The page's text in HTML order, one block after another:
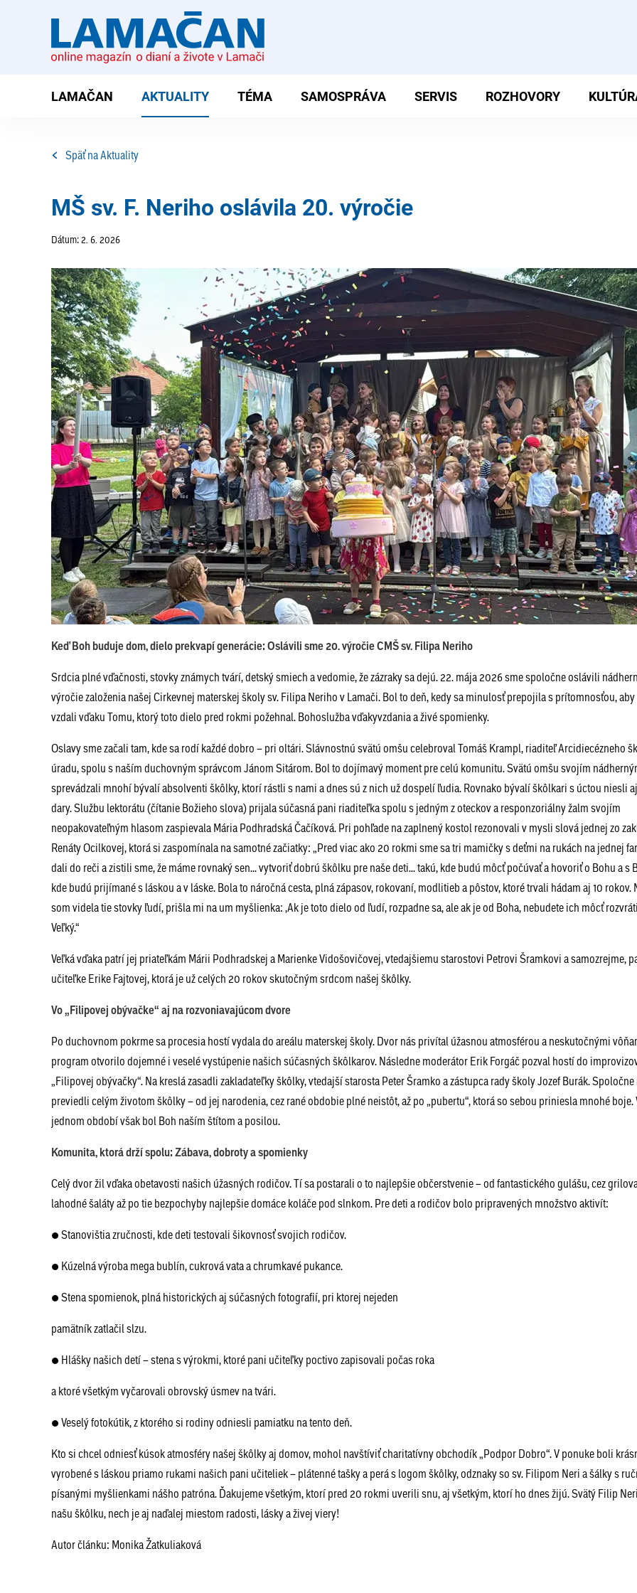
LAMAČAN AKTUALITY TÉMA SAMOSPRÁVA SERVIS ROZHOVORY
Späť na Aktuality
MŠ sv. F. Neriho oslávila 20. výročie
Dátum: 2. 6. 2026
Keď Boh buduje dom, dielo prekvapí generácie: Oslávili sme 20. výročie CMŠ sv. Filipa Neriho
Srdcia plné vďačnosti, stovky známych tvárí, detský smiech a vedomie, že zázraky sa dejú. 22. mája 2026 sme spoločne oslávili
výročie založenia našej Cirkevnej materskej školy sv. Filipa Neriho v Lamači. Bol to deň, kedy sa minulosť prepojila s prítomnosťou,
vzdali vďaku Tomu, ktorý toto dielo pred rokmi požehnal. Bohoslužba vďakyvzdania a živé spomienky.
Oslavy sme začali tam, kde sa rodí každé dobro – pri oltári. Slávnostnú svätú omšu celebroval Tomáš Krampl, riaditeľ Arcidiecézneho
úradu, spolu s naším duchovným správcom Jánom Sitárom. Bol to dojímavý moment pre celú komunitu. Svätú omšu svojím
sprevádzali mnohí bývalí absolventi škôlky, ktorí rástli s nami a dnes sú z nich už dospelí ľudia. Rovnako bývalí škôlkari s úctou niesli
dary. Službu lektorátu (čítanie Božieho slova) prijala súčasná pani riaditeľka spolu s jedným z oteckov a responzoriálny žalm svojím
neopakovateľným hlasom zaspievala Mária Podhradská Čačíková. Pri pohľade na zaplnený kostol rezonovali v mysli slová jednej zo
Renáty Ocilkovej, ktorá si zaspomínala na samotné začiatky: „Pred viac ako 20 rokmi sme sa tri mamičky s deťmi na rukách na jednej
dali do reči a zistili sme, že máme rovnaký sen... vytvoriť dobrú škôlku pre naše deti... takú, kde budú môcť počúvať a hovoriť o Bohu a s
kde budú prijímané s láskou a v láske. Bola to náročná cesta, plná zápasov, rokovaní, modlitieb a pôstov, ktoré trvali hádam aj 10 rokov.
som videla tie stovky ľudí, prišla mi na um myšlienka: ‚Ak je toto dielo od ľudí, rozpadne sa, ale ak je od Boha, nebudete ich môcť
Veľký.“
Veľká vďaka patrí jej priateľkám Márii Podhradskej a Marienke Vidošovičovej, vtedajšiemu starostovi Petrovi Šramkovi a samozrejme,
učiteľke Erike Fajtovej, ktorá je už celých 20 rokov skutočným srdcom našej škôlky.
Vo „Filipovej obývačke“ aj na rozvoniavajúcom dvore
Po duchovnom pokrme sa procesia hostí vydala do areálu materskej školy. Dvor nás privítal úžasnou atmosférou a neskutočnými
program otvorilo dojemné i veselé vystúpenie našich súčasných škôlkarov. Následne moderátor Erik Forgáč pozval hostí do
„Filipovej obývačky“. Na kreslá zasadli zakladateľky škôlky, vtedajší starosta Peter Šramko a zástupca rady školy Jozef Burák. Spoločne
previedli celým životom škôlky – od jej narodenia, cez rané obdobie plné neistôt, až po „pubertu“, ktorá so sebou priniesla mnohé boje.
jednom období však bol Boh naším štítom a posilou.
Komunita, ktorá drží spolu: Zábava, dobroty a spomienky
Celý dvor žil vďaka obetavosti našich úžasných rodičov. Tí sa postarali o to najlepšie občerstvenie – od fantastického gulášu, cez
lahodné šaláty až po tie bezpochyby najlepšie domáce koláče pod slnkom. Pre deti a rodičov bolo pripravených množstvo aktivít:
● Stanovištia zručnosti, kde deti testovali šikovnosť svojich rodičov.
● Kúzelná výroba mega bublín, cukrová vata a chrumkavé pukance.
● Stena spomienok, plná historických aj súčasných fotografií, pri ktorej nejeden
pamätník zatlačil slzu.
● Hlášky našich detí – stena s výrokmi, ktoré pani učiteľky poctivo zapisovali počas roka
a ktoré všetkým vyčarovali obrovský úsmev na tvári.
● Veselý fotokútik, z ktorého si rodiny odniesli pamiatku na tento deň.
Kto si chcel odniesť kúsok atmosféry našej škôlky aj domov, mohol navštíviť charitatívny obchodík „Podpor Dobro“. V ponuke boli
vyrobené s láskou priamo rukami našich pani učiteliek – plátenné tašky a perá s logom škôlky, odznaky so sv. Filipom Neri a šálky s
písanými myšlienkami nášho patróna. Ďakujeme všetkým, ktorí pred 20 rokmi uverili snu, aj všetkým, ktorí ho dnes žijú. Svätý Filip
našu škôlku, nech je aj naďalej miestom radosti, lásky a živej viery!
Autor článku: Monika Žatkuliaková